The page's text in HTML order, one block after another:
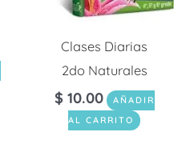
Clases Diarias
2do Naturales
$ 10.00
AÑADIR
AL CARRITO